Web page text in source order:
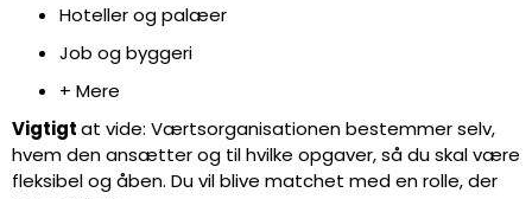
Hoteller og palæer
Job og byggeri
+ Mere
Vigtigtat vide: Værtsorganisationen bestemmer selv,
hvem den ansætter og til hvilke opgaver, så du skal være
fleksibel og åben. Du vil blive matchet med en rolle, der